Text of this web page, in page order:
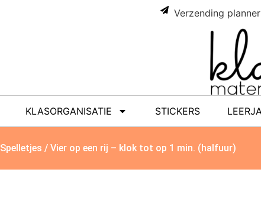
Verzending
KLASORGANISATIE STICKERS
Spelletjes / Vier op een rij – klok tot op 1 min. (halfuur)